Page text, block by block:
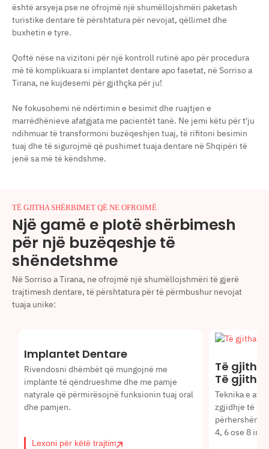
është arsyeja pse ne ofrojmë një shumëllojshmëri paketash
turistike dentare të përshtatura për nevojat, qëllimet dhe
buxhetin e tyre.
Qoftë nëse na vizitoni për një kontroll rutinë apo për procedura
më të komplikuara si implantet dentare apo fasetat, në Sorriso a
Tirana, ne kujdesemi për gjithçka për ju!
Ne fokusohemi në ndërtimin e besimit dhe ruajtjen e
marrëdhënieve afatgjata me pacientët tanë. Ne jemi këtu për t'ju
ndihmuar të transformoni buzëqeshjen tuaj, të rifitoni besimin
tuaj dhe të sigurojmë që pushimet tuaja dentare në Shqipëri të
jenë sa më të këndshme.
TË GJITHA SHËRBIMET QË NE OFROJMË
Një gamë e plotë shërbimesh
për një buzëqeshje të
shëndetshme
Në Sorriso a Tirana, ne ofrojmë një shumëllojshmëri të gjerë
trajtimesh dentare, të përshtatura për të përmbushur nevojat
tuaja unike:
Implantet Dentare
Rivendosni dhëmbët që mungojnë me
implante të qëndrueshme dhe me pamje
natyrale që përmirësojnë funksionin tuaj oral
dhe pamjen.
Lexoni për këtë trajtim
Të gjitha
Të gjitha
Teknika e
zgjidhje të
përhershëm
4, 6 ose 8